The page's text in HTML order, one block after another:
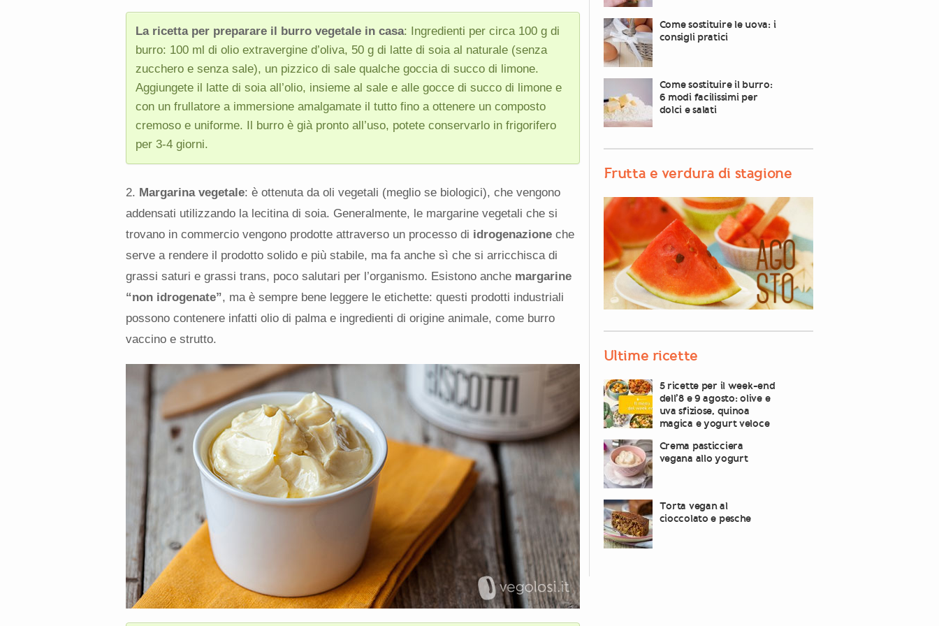
La ricetta per preparare il burro vegetale in casa: Ingredienti per circa 100 g di
burro: 100 ml di olio extravergine d’oliva, 50 g di latte di soia al naturale (senza
zucchero e senza sale), un pizzico di sale qualche goccia di succo di limone.
Aggiungete il latte di soia all’olio, insieme al sale e alle gocce di succo di limone e
con un frullatore a immersione amalgamate il tutto fino a ottenere un composto
cremoso e uniforme. Il burro è già pronto all’uso, potete conservarlo in frigorifero
per 3-4 giorni.
2. Margarina vegetale: è ottenuta da oli vegetali (meglio se biologici), che vengono
addensati utilizzando la lecitina di soia. Generalmente, le margarine vegetali che si
trovano in commercio vengono prodotte attraverso un processo di idrogenazioneche
serve a rendere il prodotto solido e più stabile, ma fa anche sì che si arricchisca di
grassi saturi e grassi trans, poco salutari per l’organismo. Esistono anche margarine
“non idrogenate”, ma è sempre bene leggere le etichette: questi prodotti industriali
possono contenere infatti olio di palma e ingredienti di origine animale, come burro
vaccino e strutto.
Come sostituire le uova: i
consigli pratici
Come sostituire il burro:
6 modi facilissimi per
dolci e salati
Frutta e verdura di stagione
Ultime ricette
5 ricette per il week-end
dell’8 e 9 agosto: olive e
uva sfiziose, quinoa
magica e yogurt veloce
Crema pasticciera
vegana allo yogurt
Torta vegan al
cioccolato e pesche